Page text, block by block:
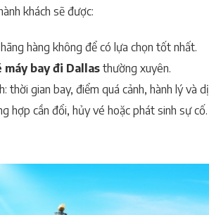
khách sẽ được:
hàng không để có lựa chọn tốt nhất.
máy bay đi Dallas thường xuyên.
thời gian bay, điểm quá cảnh, hành lý và
hợp cần đổi, hủy vé hoặc phát sinh sự cố.